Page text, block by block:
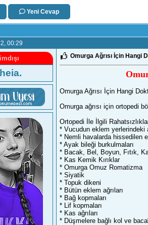
Yeni Cevap
, 00:29
Omurga Ağrısı İçin Hangi
Omurga Ağrısı İçin Hangi
Omurga ağrısı için ortopedi
Ortopedi İle İlgili
* Vucudun eklem yerlerindeki
* Nemli havalarda hissedilen
* Ayak bileği burkulmaları
* Bacak, Bel, Boyun, Fıtık,
* Kas Kemik Kırıklar
* Omurga Omuz Romatizma
* Siyatik
* Topuk dikeni
* Bütün eklem ağrıları
* Bağ kopmaları
* Lif kopmaları
* Kas ağrıları
* Düşmelere bağlı kol ve